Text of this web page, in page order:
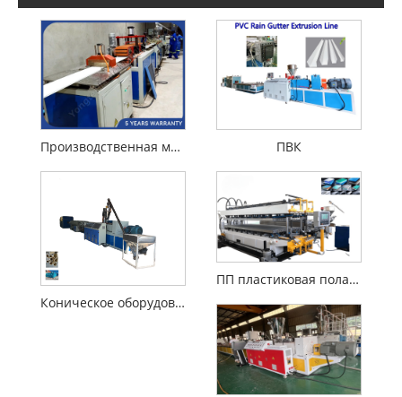
Производственная машина потолочной панели ПВХ ПВК
Коническое оборудование экструдера с двойным винтом
ПП пластиковая полая пластина оборудование